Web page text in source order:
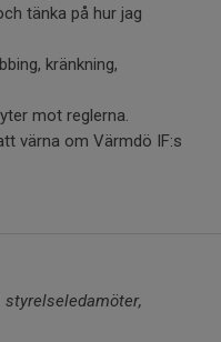
tänka på hur jag
kränkning,
mot reglerna.
värna om Värmdö IF:s
styrelseledamöter,